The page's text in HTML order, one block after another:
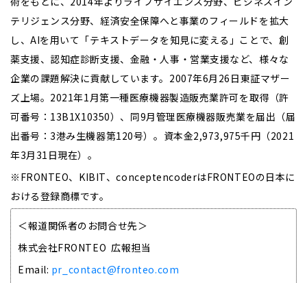
テリジェンス分野、経済安全保障へと事業のフィールドを拡大
し、AIを用いて「テキストデータを知見に変える」ことで、創
薬支援、認知症診断支援、金融・人事・営業支援など、様々な
企業の課題解決に貢献しています。2007年6月26日東証マザー
ズ上場。2021年1月第一種医療機器製造販売業許可を取得（許
可番号：13B1X10350）、同9月管理医療機器販売業を届出（届
出番号：3港み生機器第120号）。資本金2,973,975千円（2021
年3月31日現在）。
※FRONTEO、KIBIT、conceptencoderはFRONTEOの日本に
おける登録商標です。
＜報道関係者のお問合せ先＞
株式会社FRONTEO 広報担当
Email: pr_contact@fronteo.com